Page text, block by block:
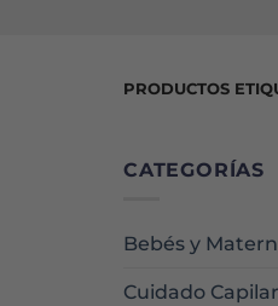
PRODUCTOS
CATEGORÍAS
Bebés y
Cuidado Capilar